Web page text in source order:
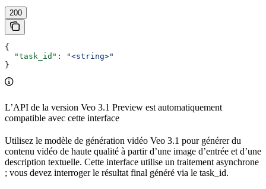
200
{
  "task_id"
:
"<string>"
}
L’API de la version Veo 3.1 Preview est automatiquement
compatible avec cette interface
Utilisez le modèle de génération vidéo Veo 3.1 pour générer du
contenu vidéo de haute qualité à partir d’une image d’entrée et d’une
description textuelle. Cette interface utilise un traitement asynchrone
; vous devez interroger le résultat final généré via le task_id.